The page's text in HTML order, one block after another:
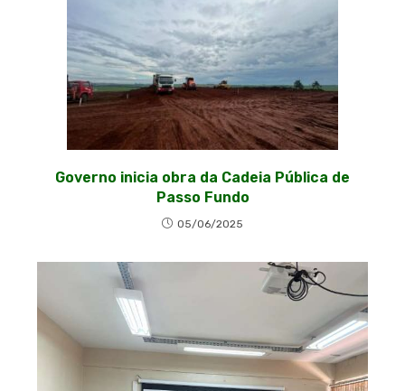
Governo inicia obra da Cadeia Pública de
Passo Fundo
05/06/2025